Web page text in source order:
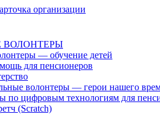
организации
— обучение детей
для пенсионеров
волонтеры — герои нашего
по цифровым технологиям для
(Scratch)